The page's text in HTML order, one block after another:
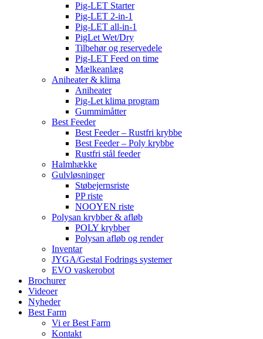
Pig-LET Starter
Pig-LET 2-in-1
Pig-LET all-in-1
PigLet Wet/Dry
Tilbehør og reservedele
Pig-LET Feed on time
Mælkeanlæg
Aniheater & klima
Aniheater
Pig-Let klima program
Gummimåtter
Best Feeder
Best Feeder – Rustfri krybbe
Best Feeder – Poly krybbe
Rustfri stål feeder
Halmhække
Gulvløsninger
Støbejernsriste
PP riste
NOOYEN riste
Polysan krybber & afløb
POLY krybber
Polysan afløb og render
Inventar
JYGA/Gestal Fodrings systemer
EVO vaskerobot
Brochurer
Videoer
Nyheder
Best Farm
Vi er Best Farm
Kontakt